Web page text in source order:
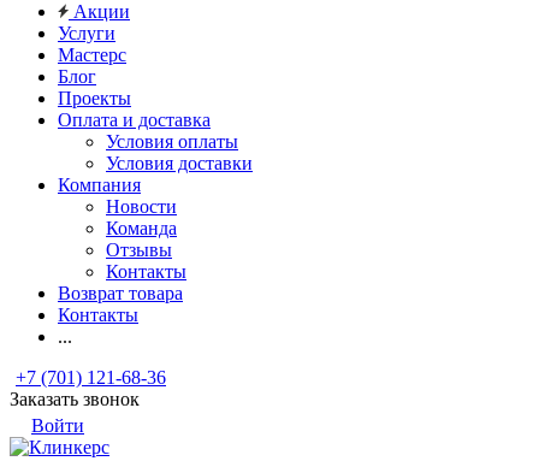
Акции
Услуги
Мастерс
Блог
Проекты
Оплата и доставка
Условия оплаты
Условия доставки
Компания
Новости
Команда
Отзывы
Контакты
Возврат товара
Контакты
...
+7 (701) 121-68-36
Заказать звонок
Войти